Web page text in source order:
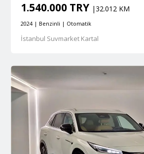
1.540.000 TRY |32.012 KM
2024 | Benzinli | Otomatik
İstanbul Suvmarket Kartal